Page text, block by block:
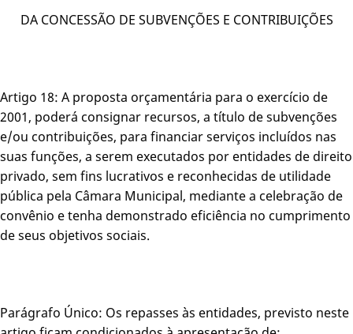
DA CONCESSÃO DE SUBVENÇÕES E CONTRIBUIÇÕES
Artigo 18: A proposta orçamentária para o exercício de
2001, poderá consignar recursos, a título de subvenções
e/ou contribuições, para financiar serviços incluídos nas
suas funções, a serem executados por entidades de direito
privado, sem fins lucrativos e reconhecidas de utilidade
pública pela Câmara Municipal, mediante a celebração de
convênio e tenha demonstrado eficiência no cumprimento
de seus objetivos sociais.
Parágrafo Único: Os repasses às entidades, previsto neste